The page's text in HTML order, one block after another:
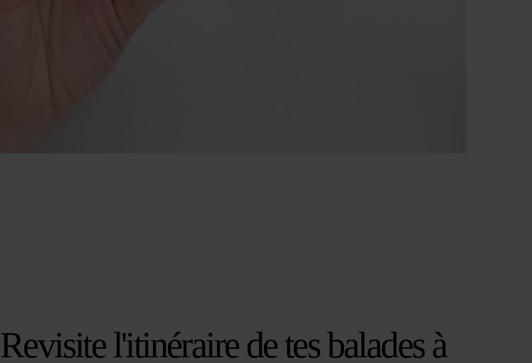
Revisite l'itinéraire de tes balades à